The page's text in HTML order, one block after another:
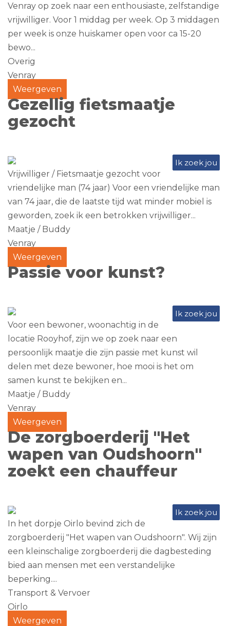
Venray op zoek naar een enthousiaste, zelfstandige
vrijwilliger. Voor 1 middag per week. Op 3 middagen
per week is onze huiskamer open voor ca 15-20
bewo...
Overig
Venray
Weergeven
Gezellig fietsmaatje
gezocht
Ik zoek jou
Vrijwilliger / Fietsmaatje gezocht voor
vriendelijke man (74 jaar) Voor een vriendelijke man
van 74 jaar, die de laatste tijd wat minder mobiel is
geworden, zoek ik een betrokken vrijwilliger...
Maatje / Buddy
Venray
Weergeven
Passie voor kunst?
Ik zoek jou
Voor een bewoner, woonachtig in de
locatie Rooyhof, zijn we op zoek naar een
persoonlijk maatje die zijn passie met kunst wil
delen met deze bewoner, hoe mooi is het om
samen kunst te bekijken en...
Maatje / Buddy
Venray
Weergeven
De zorgboerderij "Het
wapen van Oudshoorn"
zoekt een chauffeur
Ik zoek jou
In het dorpje Oirlo bevind zich de
zorgboerderij "Het wapen van Oudshoorn". Wij zijn
een kleinschalige zorgboerderij die dagbesteding
bied aan mensen met een verstandelijke
beperking....
Transport & Vervoer
Oirlo
Weergeven